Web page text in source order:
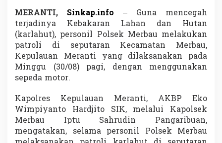
i
K
a
r
l
h
MERANTI, Sinkap.info – Guna mencegah
terjadinya Kebakaran Lahan dan Hutan
(karlahut), personil Polsek Merbau melakukan
patroli di seputaran Kecamatan Merbau,
Kepulauan Meranti yang dilaksanakan pada
Minggu (30/08) pagi, dengan menggunakan
sepeda motor.
Kapolres Kepulauan Meranti, AKBP Eko
Wimpiyanto Hardjito SIK, melalui Kapolsek
Merbau Iptu Sahrudin Pangaribuan,
mengatakan, selama personil Polsek Merbau